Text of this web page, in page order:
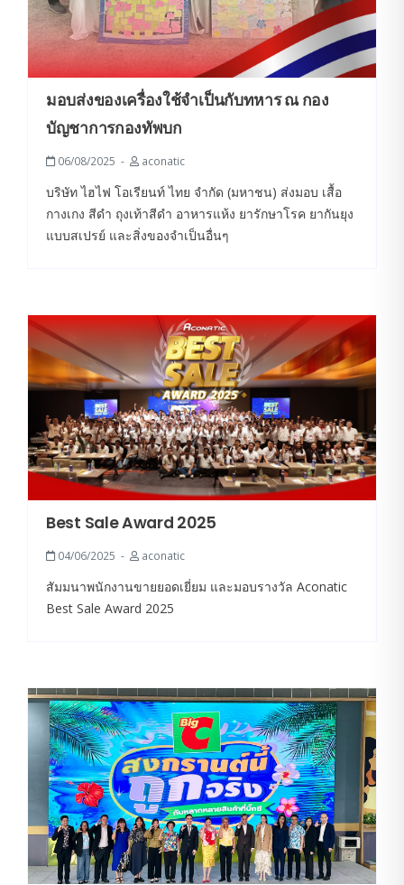
มอบส่งของเครื่องใช้จำเป็นกับทหาร ณ กอง
บัญชาการกองทัพบก
06/08/2025 aconatic
บริษัท ไฮไฟ โอเรียนท์ ไทย จำกัด (มหาชน) ส่งมอบ เสื้อ
กางเกง สีดำ ถุงเท้าสีดำ อาหารแห้ง ยารักษาโรค ยากันยุง
แบบสเปรย์ และสิ่งของจำเป็นอื่นๆ
Best Sale Award 2025
04/06/2025 aconatic
สัมมนาพนักงานขายยอดเยี่ยม และมอบรางวัล Aconatic
Best Sale Award 2025